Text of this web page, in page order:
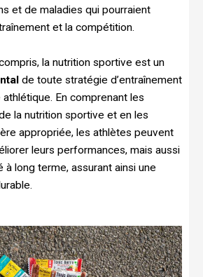
et de maladies qui pourraient
et la compétition.
la nutrition sportive est un
de toute stratégie d’entraînement
En comprenant les
la nutrition sportive et en les
appropriée, les athlètes peuvent
leurs performances, mais aussi
à long terme, assurant ainsi une